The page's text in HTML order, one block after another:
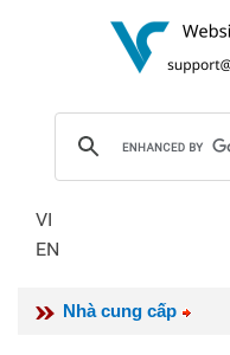
VI
EN
Nhà cung cấp